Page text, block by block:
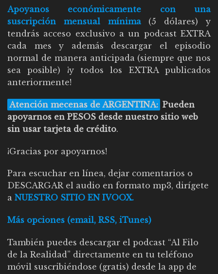
Apoyanos económicamente con una
suscripción mensual mínima(5 dólares) y
tendrás acceso exclusivo a un podcast EXTRA
cada mes y además descargar el episodio
normal de manera anticipada (siempre que nos
sea posible) ¡y todos los EXTRA publicados
anteriormente!
Atención mecenas de ARGENTINA: Pueden
apoyarnos en PESOS desde nuestro sitio web
sin usar tarjeta de crédito.
¡Gracias por apoyarnos!
Para escuchar en línea, dejar comentarios o
DESCARGAR el audio en formato mp3, dirígete
a NUESTRO SITIO EN IVOOX.
Más opciones (email, RSS, iTunes)
También puedes descargar el podcast “Al Filo
de la Realidad” directamente en tu teléfono
móvil suscribiéndose (gratis) desde la app de